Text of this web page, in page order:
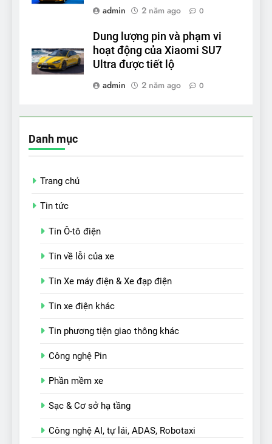
admin
2 năm ago 0
Dung lượng pin và phạm vi
hoạt động của Xiaomi SU7
Ultra được tiết lộ
admin
2 năm ago 0
Danh mục
Trang chủ
Tin tức
Tin Ô-tô điện
Tin về lỗi của xe
Tin Xe máy điện & Xe đạp điện
Tin xe điện khác
Tin phương tiện giao thông khác
Công nghệ Pin
Phần mềm xe
Sạc & Cơ sở hạ tầng
Công nghệ AI, tự lái, ADAS, Robotaxi